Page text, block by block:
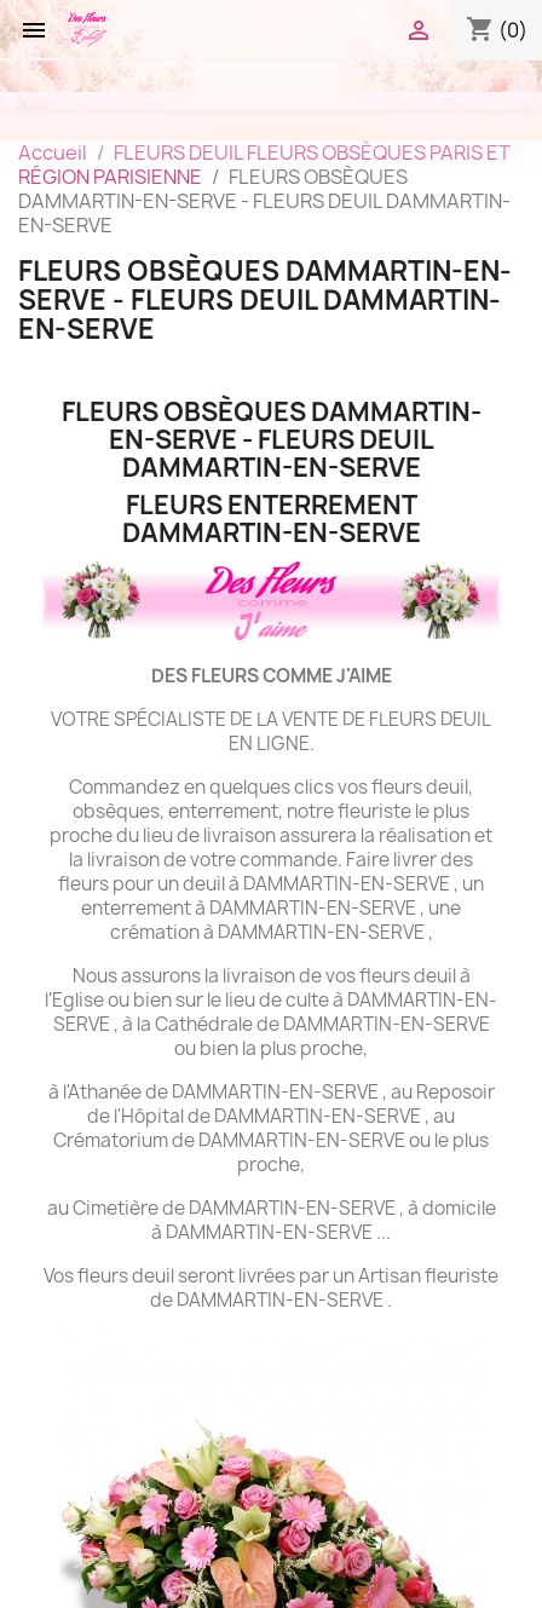
 shopping_cart (0)

Accueil
FLEURS DEUIL FLEURS OBSÈQUES PARIS ET
RÉGION PARISIENNE
FLEURS OBSÈQUES
DAMMARTIN-EN-SERVE - FLEURS DEUIL DAMMARTIN-
EN-SERVE
FLEURS OBSÈQUES DAMMARTIN-EN-
SERVE - FLEURS DEUIL DAMMARTIN-
EN-SERVE
FLEURS OBSÈQUES DAMMARTIN-
EN-SERVE - FLEURS DEUIL
DAMMARTIN-EN-SERVE
FLEURS ENTERREMENT
DAMMARTIN-EN-SERVE
DES FLEURS COMME J'AIME
VOTRE SPÉCIALISTE DE LA VENTE DE FLEURS DEUIL
EN LIGNE.
Commandez en quelques clics vos fleurs deuil,
obsèques, enterrement, notre fleuriste le plus
proche du lieu de livraison assurera la réalisation et
la livraison de votre commande. Faire livrer des
fleurs pour un deuil à DAMMARTIN-EN-SERVE , un
enterrement à DAMMARTIN-EN-SERVE , une
crémation à DAMMARTIN-EN-SERVE ,
Nous assurons la livraison de vos fleurs deuil à
l'Eglise ou bien sur le lieu de culte à DAMMARTIN-EN-
SERVE , à la Cathédrale de DAMMARTIN-EN-SERVE
ou bien la plus proche,
à l'Athanée de DAMMARTIN-EN-SERVE , au Reposoir
de l'Hôpital de DAMMARTIN-EN-SERVE , au
Crématorium de DAMMARTIN-EN-SERVE ou le plus
proche,
au Cimetière de DAMMARTIN-EN-SERVE , à domicile
à DAMMARTIN-EN-SERVE ...
Vos fleurs deuil seront livrées par un Artisan fleuriste
de DAMMARTIN-EN-SERVE .